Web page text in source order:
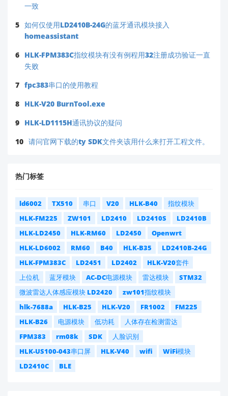
一致
5 如何仅使用LD2410B-24G的蓝牙通讯模块接入
homeassistant
6 HLK-FPM383C指纹模块有没有例程用32注册成功验证一直
失败
7 fpc383串口的使用教程
8 HLK-V20 BurnTool.exe
9 HLK-LD1115H通讯协议的疑问
10 请问官网下载的ty SDK文件夹该用什么来打开工程文件。
热门标签
ld6002 TX510 串口 V20 HLK-B40
指纹模块
HLK-FM225
ZW101 LD2410 LD2410S
LD2410B
HLK-LD2450
HLK-RM60 LD2450
Openwrt
HLK-LD6002
RM60 B40 HLK-B35
LD2410B-24G
HLK-FPM383C
LD2451 LD2402
HLK-V20套件
上位机
蓝牙模块 AC-DC电源模块 雷达模块
STM32
微波雷达人体感应模块 LD2420
zw101指纹模块
hlk-7688a
HLK-B25 HLK-V20 FR1002
FM225
HLK-B26
电源模块 低功耗
人体存在检测雷达
FPM383
rm08k SDK
人脸识别
HLK-US100-043串口屏
HLK-V40 wifi
WiFi模块
LD2410C
BLE